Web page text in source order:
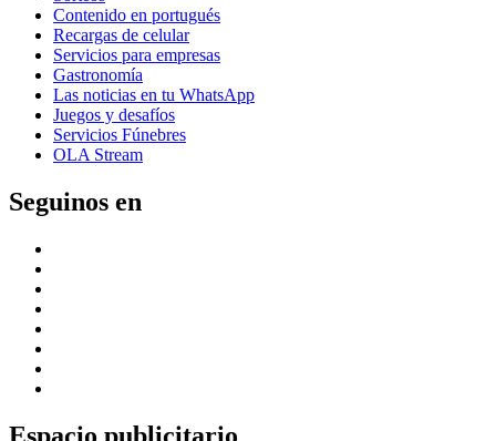
Contenido en portugués
Recargas de celular
Servicios para empresas
Gastronomía
Las noticias en tu WhatsApp
Juegos y desafíos
Servicios Fúnebres
OLA Stream
Seguinos en